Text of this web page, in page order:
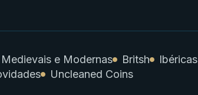
Medievais e Modernas Britsh
Ibéricas
Uncleaned Coins